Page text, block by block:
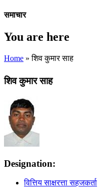
समाचार
You are here
Home » शिव कुमार साह
शिव कुमार साह
Designation:
वित्तिय साक्षरत्ता सहजकर्ता